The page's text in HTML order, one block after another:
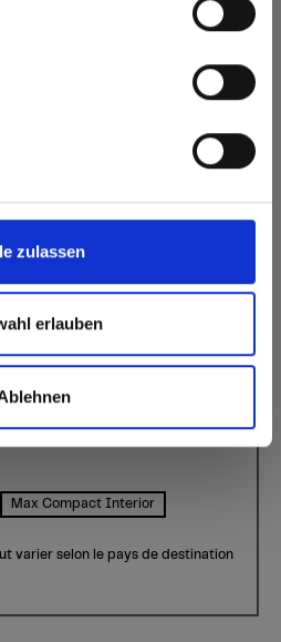
zulassen
erlauben
Schwarz | Essence de bois: -
sens. Veuillez en tenir compte lors
NY Sky
NY Sky
Max Compact Interior
varier selon le pays de destination